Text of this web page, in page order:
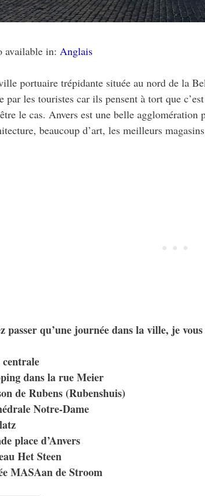
available in: Anglais
portuaire trépidante située au nord de la
par les touristes car ils pensent à tort que
le cas. Anvers est une belle
beaucoup d’art, les meilleurs
passer qu’une journée dans la ville, je
dans la rue Meier
de Rubens (Rubenshuis)
Notre-Dame
place d’Anvers
Het Steen
MASAan de Stroom